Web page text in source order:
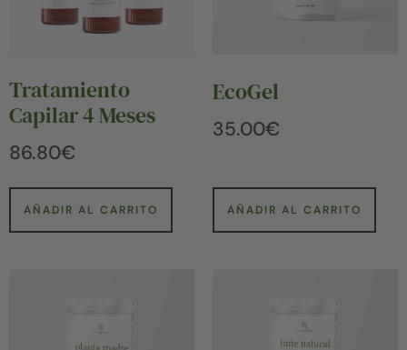
Tratamiento
Capilar 4 Meses
86.80€
AÑADIR AL CARRITO
EcoGel
35.00€
AÑADIR AL CARRITO